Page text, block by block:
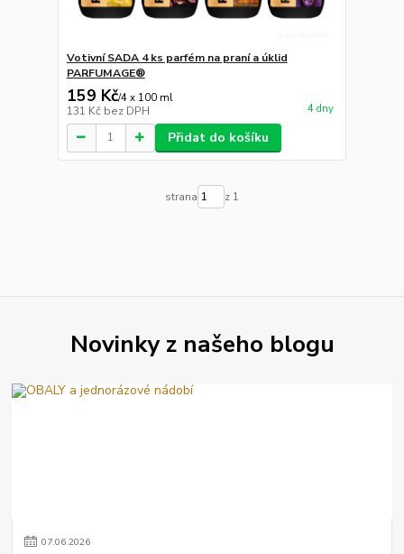
Votivní SADA 4 ks parfém na praní a úklid
PARFUMAGE®
159 Kč/4 x 100 ml
131 Kč bez DPH 4 dny
Přidat do košíku
strana z 1
Novinky z našeho blogu
07.06.2026